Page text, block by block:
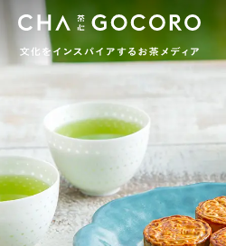
カテゴリでさ
INTERVIEW CHAGOCORO TALK